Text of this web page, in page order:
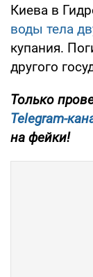
Киева в
воды тела
купания.
другого
Только
Telegram-
на фейки!